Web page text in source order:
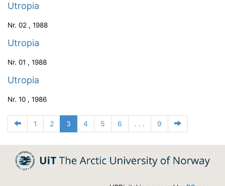
Utropia
Nr. 02 , 1988
Utropia
Nr. 01 , 1988
Utropia
Nr. 10 , 1986
1 2 3 4 5 6 . . . 9